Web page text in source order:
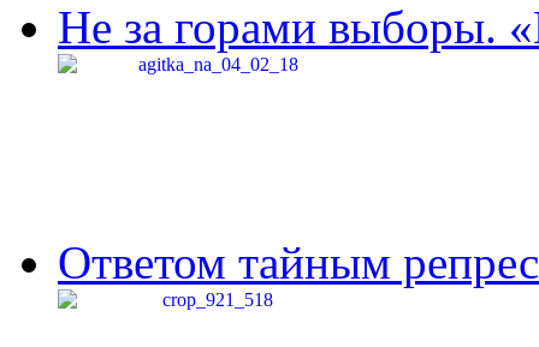
Не за горами выборы.
Ответом тайным